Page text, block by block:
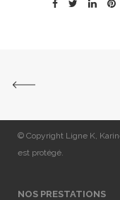
© Copyright Ligne K,
est protégé.
NOS PRESTATIONS